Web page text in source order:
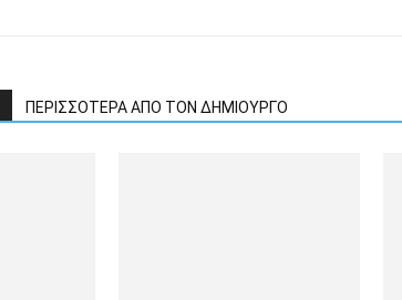
ΠΕΡΙΣΣΟΤΕΡΑ ΑΠΟ ΤΟΝ ΔΗΜΙΟΥΡΓΟ